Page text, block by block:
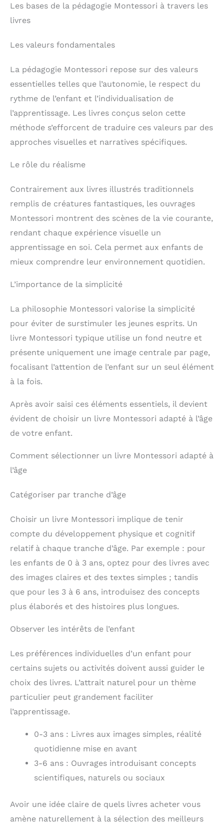
Les bases de la pédagogie Montessori à travers les
livres
Les valeurs fondamentales
La pédagogie Montessori repose sur des valeurs
essentielles telles que l’autonomie, le respect du
rythme de l’enfant et l’individualisation de
l’apprentissage. Les livres conçus selon cette
méthode s’efforcent de traduire ces valeurs par des
approches visuelles et narratives spécifiques.
Le rôle du réalisme
Contrairement aux livres illustrés traditionnels
remplis de créatures fantastiques, les ouvrages
Montessori montrent des scènes de la vie courante,
rendant chaque expérience visuelle un
apprentissage en soi. Cela permet aux enfants de
mieux comprendre leur environnement quotidien.
L’importance de la simplicité
La philosophie Montessori valorise la simplicité
pour éviter de surstimuler les jeunes esprits. Un
livre Montessori typique utilise un fond neutre et
présente uniquement une image centrale par page,
focalisant l’attention de l’enfant sur un seul élément
à la fois.
Après avoir saisi ces éléments essentiels, il devient
évident de choisir un livre Montessori adapté à l’âge
de votre enfant.
Comment sélectionner un livre Montessori adapté à
l’âge
Catégoriser par tranche d’âge
Choisir un livre Montessori implique de tenir
compte du développement physique et cognitif
relatif à chaque tranche d’âge. Par exemple : pour
les enfants de 0 à 3 ans, optez pour des livres avec
des images claires et des textes simples ; tandis
que pour les 3 à 6 ans, introduisez des concepts
plus élaborés et des histoires plus longues.
Observer les intérêts de l’enfant
Les préférences individuelles d’un enfant pour
certains sujets ou activités doivent aussi guider le
choix des livres. L’attrait naturel pour un thème
particulier peut grandement faciliter
l’apprentissage.
0-3 ans : Livres aux images simples, réalité
quotidienne mise en avant
3-6 ans : Ouvrages introduisant concepts
scientifiques, naturels ou sociaux
Avoir une idée claire de quels livres acheter vous
amène naturellement à la sélection des meilleurs